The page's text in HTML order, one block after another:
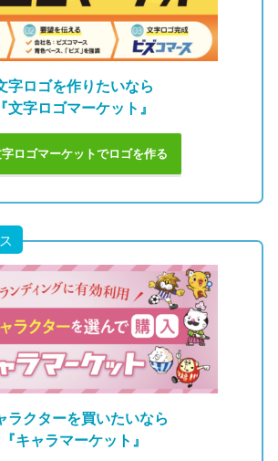
字ロゴを作りたいなら
『文字ロゴマーケット』
ロゴマーケットでロゴを作る
ラクターを買いたいなら
『キャラマーケット』